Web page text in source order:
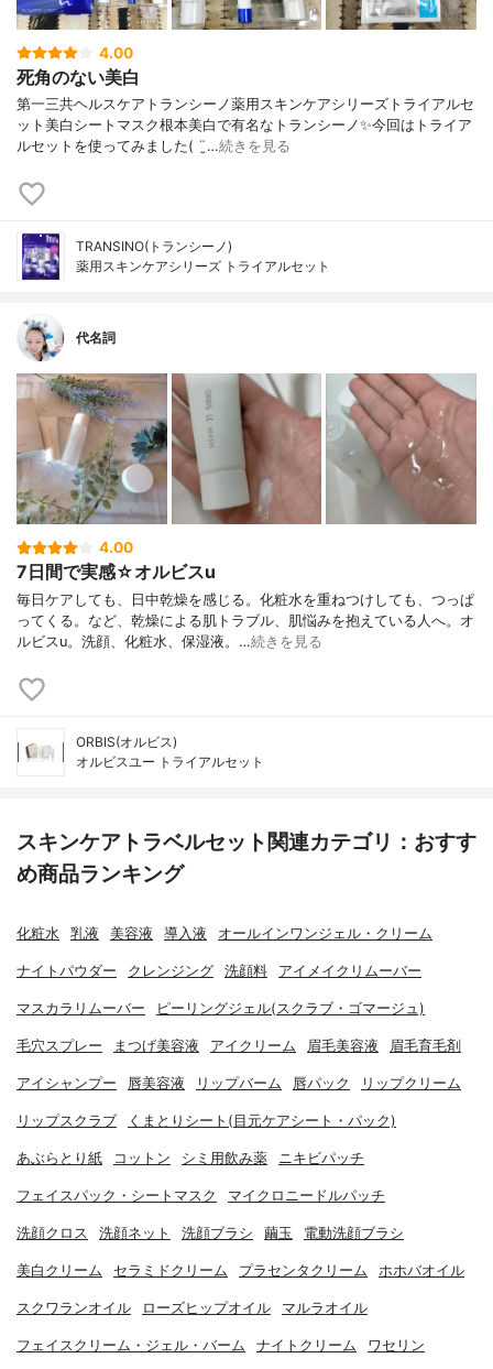
4.00
死角のない美白
第一三共ヘルスケアトランシーノ薬用スキンケアシリーズトライアルセ
ット美白シートマスク根本美白で有名なトランシーノ✨今回はトライア
ルセットを使ってみました( ¨̮…続きを見る
TRANSINO(トランシーノ)
薬用スキンケアシリーズ トライアルセット
代名詞
4.00
7日間で実感☆オルビスu
毎日ケアしても、日中乾燥を感じる。化粧水を重ねつけしても、つっぱ
ってくる。など、乾燥による肌トラブル、肌悩みを抱えている人へ。オ
ルビスu。洗顔、化粧水、保湿液。…続きを見る
ORBIS(オルビス)
オルビスユー トライアルセット
スキンケアトラベルセット関連カテゴリ：おすす
め商品ランキング
化粧水 乳液 美容液 導入液 オールインワンジェル・クリーム
ナイトパウダー クレンジング 洗顔料 アイメイクリムーバー
マスカラリムーバー ピーリングジェル(スクラブ・ゴマージュ)
毛穴スプレー まつげ美容液 アイクリーム 眉毛美容液 眉毛育毛剤
アイシャンプー 唇美容液 リップバーム 唇パック リップクリーム
リップスクラブ くまとりシート(目元ケアシート・パック)
あぶらとり紙 コットン シミ用飲み薬 ニキビパッチ
フェイスパック・シートマスク マイクロニードルパッチ
洗顔クロス 洗顔ネット 洗顔ブラシ 繭玉 電動洗顔ブラシ
美白クリーム セラミドクリーム プラセンタクリーム ホホバオイル
スクワランオイル ローズヒップオイル マルラオイル
フェイスクリーム・ジェル・バーム ナイトクリーム ワセリン